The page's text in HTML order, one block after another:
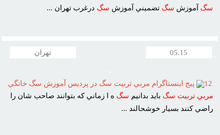
سگ آموزش سگ تضميني آموزش سگ درغرب تهران ...
05.15 تهران
12
پيج اينستاگرام مربي تربيت سگ در پرديس آموزش سگ خانگي
مربي تربيت سگ بايد بدانيم سگ ه ا زماني که بتوانند صاحب شان را
راضي کنند بسيار خوشحالند ...